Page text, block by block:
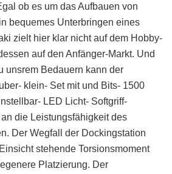
ob es um das Aufbauen von
bequemes Unterbringen eines
zielt hier klar nicht auf dem Hobby-
auf den Anfänger-Markt. Und
unsrem Bedauern kann der
klein- Set mit und Bits- 1500
LED Licht- Softgriff-
die Leistungsfähigkeit des
Der Wegfall der Dockingstation
stehende Torsionsmoment
Platzierung. Der